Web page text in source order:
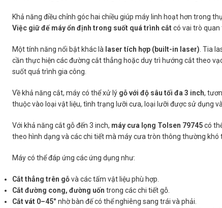
Khả năng điều chỉnh góc hai chiều giúp máy linh hoạt hơn trong
Việc giữ đế máy ổn định trong suốt quá trình cắt có vai trò quan
Một tính năng nổi bật khác là laser tích hợp (built-in laser) . Tia
cần thực hiện các đường cắt thẳng hoặc duy trì hướng cắt theo
suốt quá trình gia công.
Về khả năng cắt, máy có thể xử lý gỗ với độ sâu tối đa 3 inch,
thuộc vào loại vật liệu, tình trạng lưỡi cưa, loại lưỡi được sử dụng
Với khả năng cắt gỗ đến 3 inch, máy cưa lọng Tolsen 79745có
theo hình dạng và các chi tiết mà máy cưa tròn thông thường khó
Máy có thể đáp ứng các ứng dụng như:
Cắt thẳng trên gỗvà các tấm vật liệu phù hợp.
Cắt đường cong, đường uốn trong các chi tiết gỗ.
Cắt vát 0–45° nhờ bàn đế có thể nghiêng sang trái và phải.